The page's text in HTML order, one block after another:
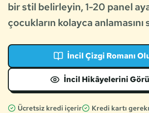
bir stil belirleyin, 1-20 panel
çocukların kolayca anlamasını
İncil Çizgi Romanı
İncil Hikâyelerini
Ücretsiz kredi içerir
Kredi kartı